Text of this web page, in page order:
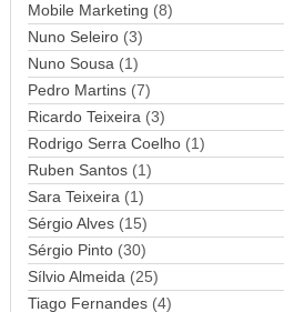
Mobile Marketing (8)
Nuno Seleiro(3)
Nuno Sousa (1)
Pedro Martins(7)
Ricardo Teixeira (3)
Rodrigo Serra Coelho(1)
Ruben Santos(1)
Sara Teixeira (1)
Sérgio Alves(15)
Sérgio Pinto(30)
Sílvio Almeida (25)
Tiago Fernandes(4)